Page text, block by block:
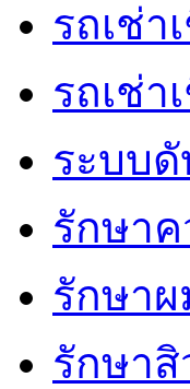
รถเช่า
รถเช่า
ระบบดั
รักษา
รักษาผ
รักษาสิ